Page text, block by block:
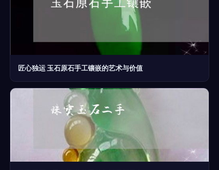
匠心独运 玉石原石手工镶嵌的艺术与价值